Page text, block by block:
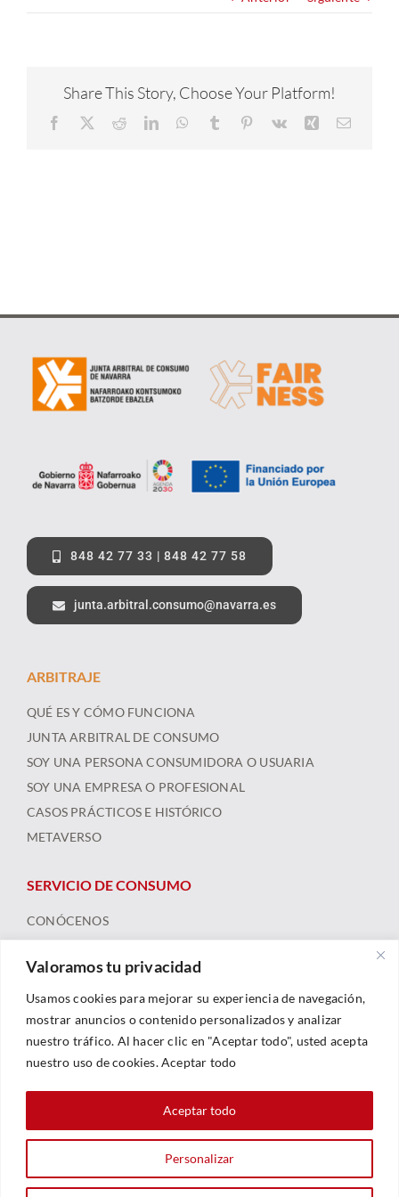
Valoramos tu privacidad
Usamos cookies para mejorar su experiencia de navegación,
mostrar anuncios o contenido personalizados y analizar
nuestro tráfico. Al hacer clic en "Aceptar todo", usted acepta
nuestro uso de cookies. Aceptar todo
Personalizar
Aceptar todo
CONTACTA
Share This Story, Choose Your Platform!
Facebook RedditLinkedInWhatsApp
Tumblr Pinterest
Vk Xing Correo
848 42 77 33 | 848 42 77 58
junta.arbitral.consumo@navarra.es
ARBITRAJE
QUÉ ES Y CÓMO FUNCIONA
JUNTA ARBITRAL DE CONSUMO
SOY UNA PERSONA CONSUMIDORA O USUARIA
SOY UNA EMPRESA O PROFESIONAL
CASOS PRÁCTICOS E HISTÓRICO
METAVERSO
SERVICIO DE CONSUMO
CONÓCENOS
FORMACIÓN Y RECURSOS
NOTICIAS
Política De Privacidad|Política De Cookies
Sarhe Consultoría